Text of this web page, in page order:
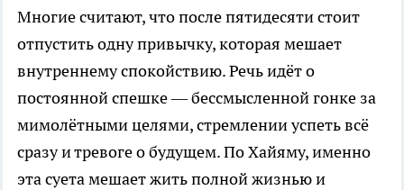
Многие считают, что после пятидесяти стоит
отпустить одну привычку, которая мешает
внутреннему спокойствию. Речь идёт о
постоянной спешке — бессмысленной гонке за
мимолётными целями, стремлении успеть всё
сразу и тревоге о будущем. По Хайяму, именно
эта суета мешает жить полной жизнью и